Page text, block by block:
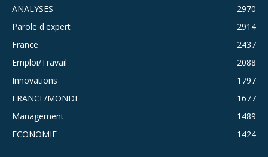
ANALYSES
2970
Parole d'expert
2914
France
2437
Emploi/Travail
2088
Innovations
1797
FRANCE/MONDE
1677
Management
1489
ECONOMIE
1424